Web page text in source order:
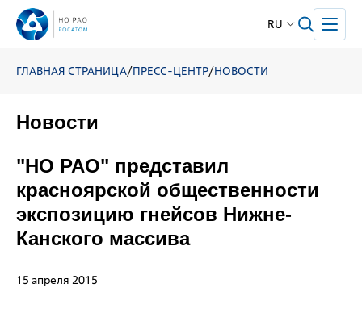
RU
ГЛАВНАЯ СТРАНИЦА/ПРЕСС-ЦЕНТР/НОВОСТИ
Новости
"НО РАО" представил
красноярской общественности
экспозицию гнейсов Нижне-
Канского массива
15 апреля 2015